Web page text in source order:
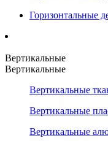
Горизонтальные
Вертикальные
Вертикальные
Вертикальные
Вертикальные
Вертикальные